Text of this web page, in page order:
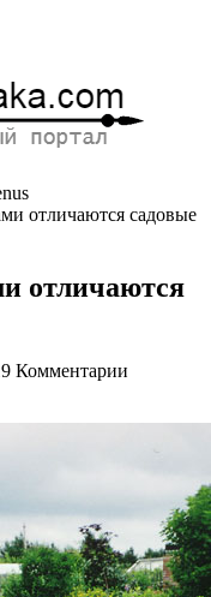
отличаются садовые
отличаются
Комментарии
бордюры